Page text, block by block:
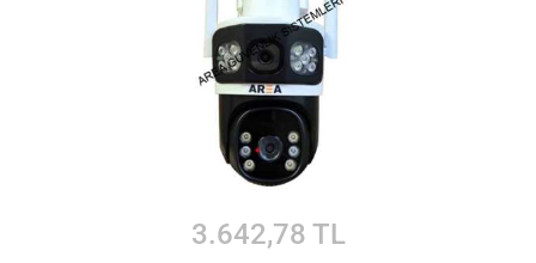
3.642,78 TL